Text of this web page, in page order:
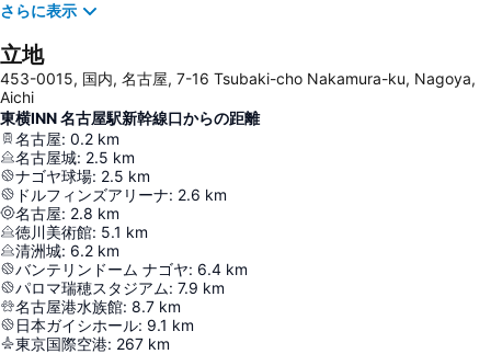
さらに表示
立地
453-0015, 国内, 名古屋, 7-16 Tsubaki-cho Nakamura-ku, Nagoya,
Aichi
東横INN 名古屋駅新幹線口からの距離
名古屋: 0.2 km
名古屋城: 2.5 km
ナゴヤ球場: 2.5 km
ドルフィンズアリーナ: 2.6 km
名古屋: 2.8 km
徳川美術館: 5.1 km
清洲城: 6.2 km
バンテリンドーム ナゴヤ: 6.4 km
パロマ瑞穂スタジアム: 7.9 km
名古屋港水族館: 8.7 km
日本ガイシホール: 9.1 km
東京国際空港: 267 km